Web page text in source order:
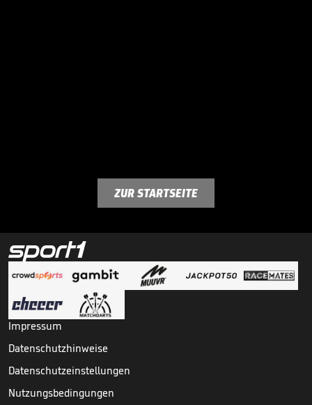
ZUR STARTSEITE
Impressum
Datenschutzhinweise
Datenschutzeinstellungen
Nutzungsbedingungen